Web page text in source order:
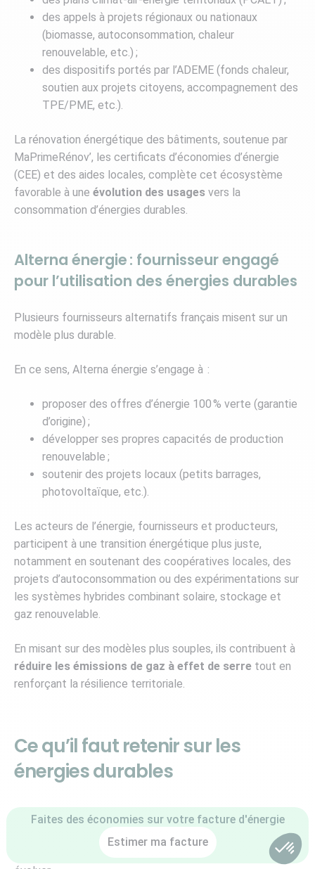
des appels à projets régionaux ou nationaux
(biomasse, autoconsommation, chaleur
renouvelable, etc.) ;
des dispositifs portés par l’ADEME (fonds chaleur,
soutien aux projets citoyens, accompagnement des
TPE/PME, etc.).
La rénovation énergétique des bâtiments, soutenue par
MaPrimeRénov’, les certificats d’économies d’énergie
(CEE) et des aides locales, complète cet écosystème
favorable à une évolution des usages vers la
consommation d’énergies durables.
Alterna énergie : fournisseur engagé
pour l’utilisation des énergies durables
Plusieurs fournisseurs alternatifs français misent sur un
modèle plus durable.
En ce sens, Alterna énergie s’engage à :
proposer des offres d’énergie 100 % verte (garantie
d’origine) ;
développer ses propres capacités de production
renouvelable ;
soutenir des projets locaux (petits barrages,
photovoltaïque, etc.).
Les acteurs de l’énergie, fournisseurs et producteurs,
participent à une transition énergétique plus juste,
notamment en soutenant des coopératives locales, des
projets d’autoconsommation ou des expérimentations sur
les systèmes hybrides combinant solaire, stockage et
gaz renouvelable.
En misant sur des modèles plus souples, ils contribuent à
réduire les émissions de gaz à effet de serre tout en
renforçant la résilience territoriale.
Ce qu’il faut retenir sur les
énergies durables
L’énergie durable ne se résume pas à une technologie,
vision globale de la production et de la
consommation énergétique
dans une société qui doit
Faites des économies sur votre facture d'énergie
Estimer ma facture